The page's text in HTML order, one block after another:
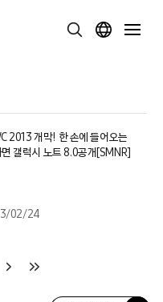
2013 개막! 한 손에 들어오는
면 갤럭시 노트 8.0공개[SMNR]
02/24